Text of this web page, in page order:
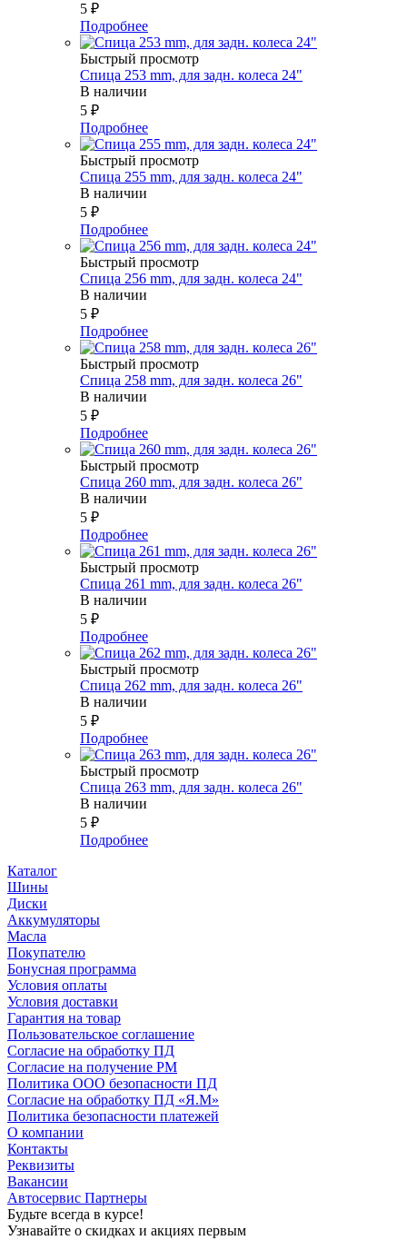
5 ₽
Подробнее
Быстрый просмотр
Спица 253 mm, для задн. колеса 24"
В наличии
5 ₽
Подробнее
Быстрый просмотр
Спица 255 mm, для задн. колеса 24"
В наличии
5 ₽
Подробнее
Быстрый просмотр
Спица 256 mm, для задн. колеса 24"
В наличии
5 ₽
Подробнее
Быстрый просмотр
Спица 258 mm, для задн. колеса 26"
В наличии
5 ₽
Подробнее
Быстрый просмотр
Спица 260 mm, для задн. колеса 26"
В наличии
5 ₽
Подробнее
Быстрый просмотр
Спица 261 mm, для задн. колеса 26"
В наличии
5 ₽
Подробнее
Быстрый просмотр
Спица 262 mm, для задн. колеса 26"
В наличии
5 ₽
Подробнее
Быстрый просмотр
Спица 263 mm, для задн. колеса 26"
В наличии
5 ₽
Подробнее
Каталог
Шины
Диски
Аккумуляторы
Масла
Покупателю
Бонусная программа
Условия оплаты
Условия доставки
Гарантия на товар
Пользовательское соглашение
Согласие на обработку ПД
Согласие на получение РМ
Политика ООО безопасности ПД
Согласие на обработку ПД «Я.М»
Политика безопасности платежей
О компании
Контакты
Реквизиты
Вакансии
Автосервис Партнеры
Будьте всегда в курсе!
Узнавайте о скидках и акциях первым